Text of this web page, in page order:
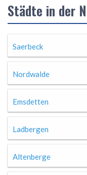
Städte in der
Saerbeck
Nordwalde
Emsdetten
Ladbergen
Altenberge